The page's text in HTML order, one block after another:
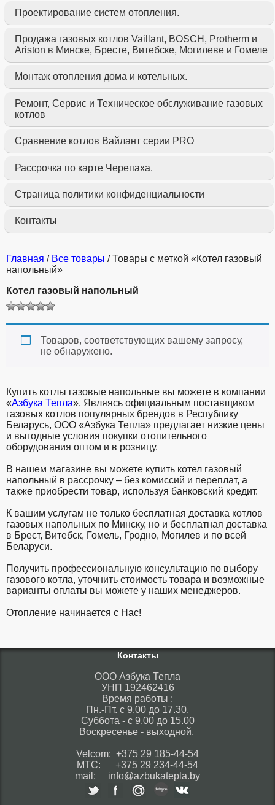
Проектирование систем отопления.
Продажа газовых котлов Vaillant, BOSCH, Protherm и
Ariston в Минске, Бресте, Витебске, Могилеве и Гомеле
Монтаж отопления дома и котельных.
Ремонт, Сервис и Техническое обслуживание газовых
котлов
Сравнение котлов Вайлант серии PRO
Рассрочка по карте Черепаха.
Страница политики конфиденциальности
Контакты
Главная / Все товары / Товары с меткой «Котел газовый
напольный»
Котел газовый напольный
Товаров, соответствующих вашему запросу,
не обнаружено.
Купить котлы газовые напольные вы можете в компании
«Азбука Тепла». Являясь официальным поставщиком
газовых котлов популярных брендов в Республику
Беларусь, ООО «Азбука Тепла» предлагает низкие цены
и выгодные условия покупки отопительного
оборудования оптом и в розницу.
В нашем магазине вы можете купить котел газовый
напольный в рассрочку – без комиссий и переплат, а
также приобрести товар, используя банковский кредит.
К вашим услугам не только бесплатная доставка котлов
газовых напольных по Минску, но и бесплатная доставка
в Брест, Витебск, Гомель, Гродно, Могилев и по всей
Беларуси.
Получить профессиональную консультацию по выбору
газового котла, уточнить стоимость товара и возможные
варианты оплаты вы можете у наших менеджеров.
Отопление начинается с Нас!
Контакты
ООО Азбука Тепла
УНП 192462416
Время работы :
Пн.-Пт. с 9.00 до 17.30.
Суббота - с 9.00 до 15.00
Воскресенье - выходной.
Velcom: +375 29 185-44-54
МТС: +375 29 234-44-54
mail: info@azbukatepla.by